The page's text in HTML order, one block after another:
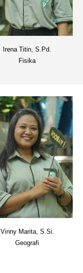
rena Titin, S.Pd.
Fisika
Vinny Marita, S.Si.
Geografi